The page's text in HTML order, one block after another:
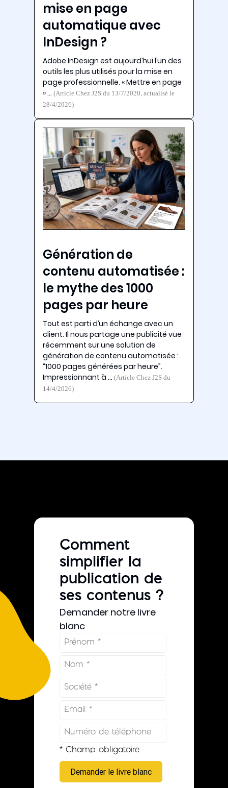
mise en page
automatique avec
InDesign ?
Adobe InDesign est aujourd’hui l’un des
outils les plus utilisés pour la mise en
page professionnelle. « Mettre en page
» … (Article Chez J2S du 13/7/2020, actualisé le
28/4/2026)
Génération de
contenu automatisée :
le mythe des 1000
pages par heure
Tout est parti d’un échange avec un
client. Il nous partage une publicité vue
récemment sur une solution de
génération de contenu automatisée :
“1000 pages générées par heure”.
Impressionnant à …(Article Chez J2S du
14/4/2026)
Comment
simplifier la
publication de
ses contenus ?
Demander notre livre
blanc
* Champ obligatoire
Demander le livre blanc